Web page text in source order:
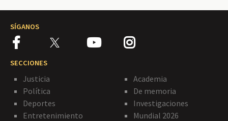
SÍGANOS
SECCIONES
Justicia
Política
Deportes
Entretenimiento
Academia
De memoria
Investigaciones
Mundial 2026